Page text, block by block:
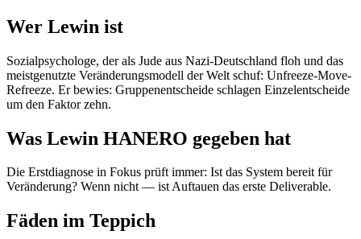
Wer Lewin ist
Sozialpsychologe, der als Jude aus Nazi-Deutschland floh und das
meistgenutzte Veränderungsmodell der Welt schuf: Unfreeze-Move-
Refreeze. Er bewies: Gruppenentscheide schlagen Einzelentscheide
um den Faktor zehn.
Was Lewin HANERO gegeben hat
Die Erstdiagnose in Fokus prüft immer: Ist das System bereit für
Veränderung? Wenn nicht — ist Auftauen das erste Deliverable.
Fäden im Teppich